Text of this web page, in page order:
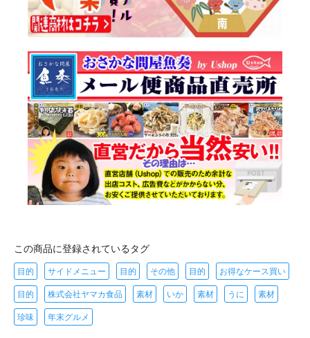
この商品に登録されているタグ
目的 サイドメニュー 目的 その他 目的 お得なケース買い
目的 株式会社ヤマカ食品 素材 いか 素材 うに 素材
珍味 年末グルメ